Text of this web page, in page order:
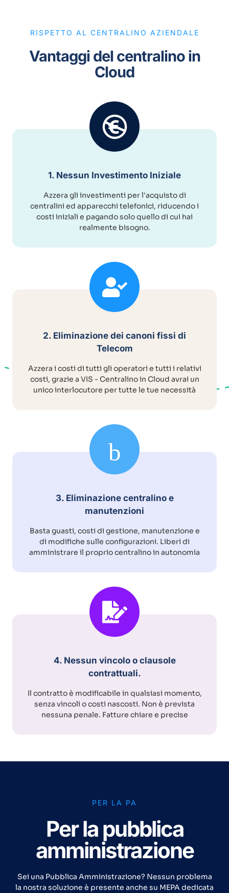
RISPETTO AL CENTRALINO AZIENDALE
Vantaggi del centralino in
Cloud
1. Nessun Investimento Iniziale
Azzera gli investimenti per l'acquisto di
centralini ed apparecchi telefonici, riducendo i
costi iniziali e pagando solo quello di cui hai
realmente bisogno.
2. Eliminazione dei canoni fissi di
Telecom
Azzera i costi di tutti gli operatori e tutti i relativi
costi, grazie a VIS - Centralino in Cloud avrai un
unico interlocutore per tutte le tue necessità
3. Eliminazione centralino e
manutenzioni
Basta guasti, costi di gestione, manutenzione e
di modifiche sulle configurazioni. Liberi di
amministrare il proprio centralino in autonomia
4. Nessun vincolo o clausole
contrattuali.
Il contratto è modificabile in qualsiasi momento,
senza vincoli o costi nascosti. Non è prevista
nessuna penale. Fatture chiare e precise
PER LA PA
Per la pubblica
amministrazione
Sei una Pubblica Amministrazione? Nessun problema
la nostra soluzione è presente anche su MEPA dedicata